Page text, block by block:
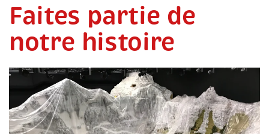
Faites partie de
notre histoire